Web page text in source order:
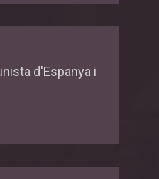
d'Espanya i